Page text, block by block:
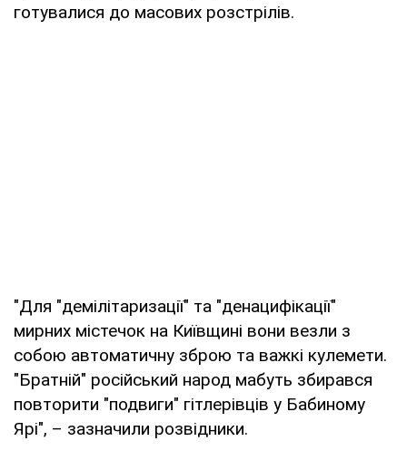
готувалися до масових розстрілів.
"Для "демілітаризації" та "денацифікації"
мирних містечок на Київщині вони везли з
собою автоматичну зброю та важкі кулемети.
"Братній" російський народ мабуть збирався
повторити "подвиги" гітлерівців у Бабиному
Ярі", – зазначили розвідники.